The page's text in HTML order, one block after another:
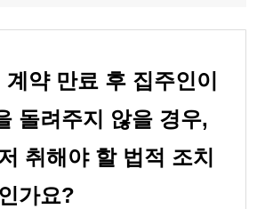
계약 만료 후 집주인이
돌려주지 않을 경우,
취해야 할 법적 조치
가요?